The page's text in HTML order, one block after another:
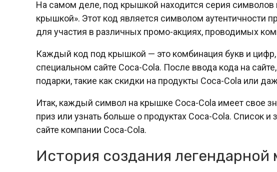
На самом деле, под крышкой находится серия
крышкой». Этот код является символом аутентичности
для участия в различных промо-акциях, проводимых
Каждый код под крышкой — это комбинация букв и
специальном сайте Coca-Cola. После ввода кода на
подарки, такие как скидки на продукты Coca-Cola или
Итак, каждый символ на крышке Coca-Cola имеет свое
приз или узнать больше о продуктах Coca-Cola. Список
сайте компании Coca-Cola.
История создания легендарной